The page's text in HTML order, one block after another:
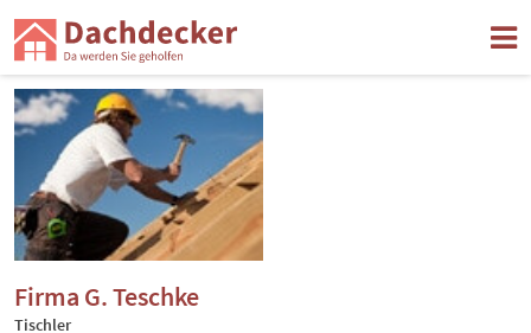
Firma G. Teschke
Tischler